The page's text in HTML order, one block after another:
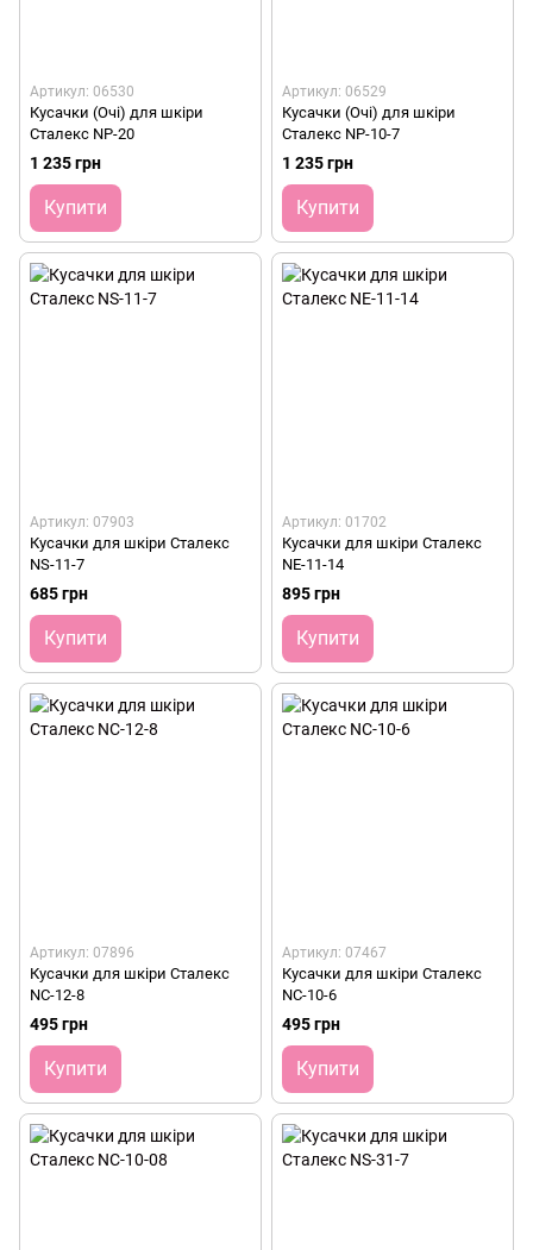
Артикул: 06530
Кусачки (Очі) для шкіри
Сталекс NP-20
1 235 грн
Купити
Артикул: 06529
Кусачки (Очі) для шкіри
Сталекс NP-10-7
1 235 грн
Купити
Артикул: 07903
Кусачки для шкіри Сталекс
NS-11-7
685 грн
Купити
Артикул: 01702
Кусачки для шкіри Сталекс
NE-11-14
895 грн
Купити
Артикул: 07896
Кусачки для шкіри Сталекс
NC-12-8
495 грн
Купити
Артикул: 07467
Кусачки для шкіри Сталекс
NC-10-6
495 грн
Купити